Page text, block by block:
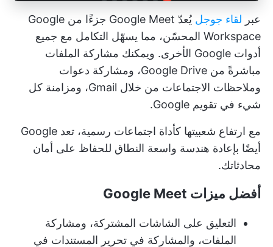
عبر لقاء جوجل
يُعدّ Google Meet جزءًا من Google
Workspace المحسّن، مما يسهّل التكامل مع جميع
أدوات Google الأخرى. ويمكنك مشاركة الملفات
مباشرةً من Google Drive، ومشاركة دعوات
وملاحظات الاجتماعات من خلال Gmail، ومزامنة كل
شيء في تقويم Google.
مع ارتفاع شعبيتها كأداة اجتماعات رسمية، تعد Google
أيضًا بإعادة هندسة واسعة النطاق للحفاظ على أمان
محادثاتك.
أفضل ميزات Google Meet
التعليق على الشاشات المشتركة، ومشاركة
الملفات، والمشاركة في تحرير المستندات في